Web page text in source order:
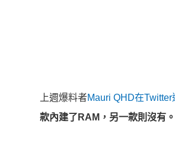
上週爆料者Mauri QHD在Twitter
款內建了RAM，另一款則沒有